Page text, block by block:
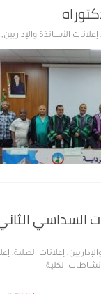
, إعلانات الأساتذة والإداريين,
السداسي
, إعلانات الطلبة,
نشاطات الكلية